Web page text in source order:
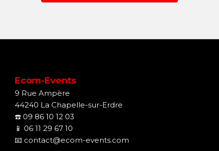
Ecom-Events
9 Rue Ampère
44240 La Chapelle-sur-Erdre
☎️ 09 86 10 12 03
📱 06 11 29 67 10
📧 contact@ecom-events.com